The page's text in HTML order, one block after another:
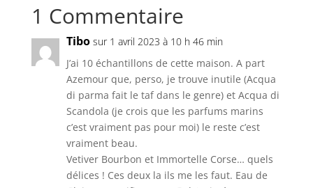
1 Commentaire
Tibo sur 1 avril 2023 à 10 h 46 min
J’ai 10 échantillons de cette maison. A part
Azemour que, perso, je trouve inutile (Acqua
di parma fait le taf dans le genre) et Acqua di
Scandola (je crois que les parfums marins
c’est vraiment pas pour moi) le reste c’est
vraiment beau.
Vetiver Bourbon et Immortelle Corse… quels
délices ! Ces deux la ils me les faut. Eau de